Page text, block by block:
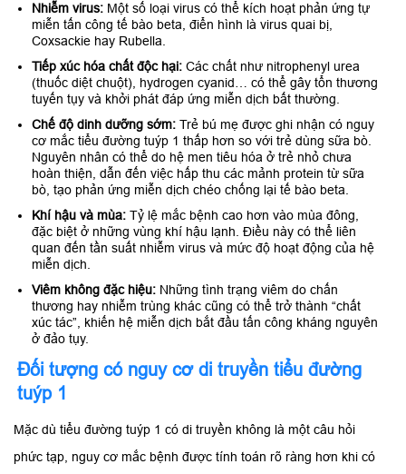
Nhiễm virus: Một số loại virus có thể kích hoạt phản ứng tự
miễn tấn công tế bào beta, điển hình là virus quai bị,
Coxsackie hay Rubella.
Tiếp xúc hóa chất độc hại: Các chất như nitrophenyl urea
(thuốc diệt chuột), hydrogen cyanid… có thể gây tổn thương
tuyến tụy và khởi phát đáp ứng miễn dịch bất thường.
Chế độ dinh dưỡng sớm: Trẻ bú mẹ được ghi nhận có nguy
cơ mắc tiểu đường tuýp 1 thấp hơn so với trẻ dùng sữa bò.
Nguyên nhân có thể do hệ men tiêu hóa ở trẻ nhỏ chưa
hoàn thiện, dẫn đến việc hấp thu các mảnh protein từ sữa
bò, tạo phản ứng miễn dịch chéo chống lại tế bào beta.
Khí hậu và mùa: Tỷ lệ mắc bệnh cao hơn vào mùa đông,
đặc biệt ở những vùng khí hậu lạnh. Điều này có thể liên
quan đến tần suất nhiễm virus và mức độ hoạt động của hệ
miễn dịch.
Viêm không đặc hiệu: Những tình trạng viêm do chấn
thương hay nhiễm trùng khác cũng có thể trở thành “chất
xúc tác”, khiến hệ miễn dịch bắt đầu tấn công kháng nguyên
ở đảo tụy.
Đối tượng có nguy cơ di truyền tiểu đường
tuýp 1
Mặc dù tiểu đường tuýp 1 có di truyền không là một câu hỏi
phức tạp, nguy cơ mắc bệnh được tính toán rõ ràng hơn khi có